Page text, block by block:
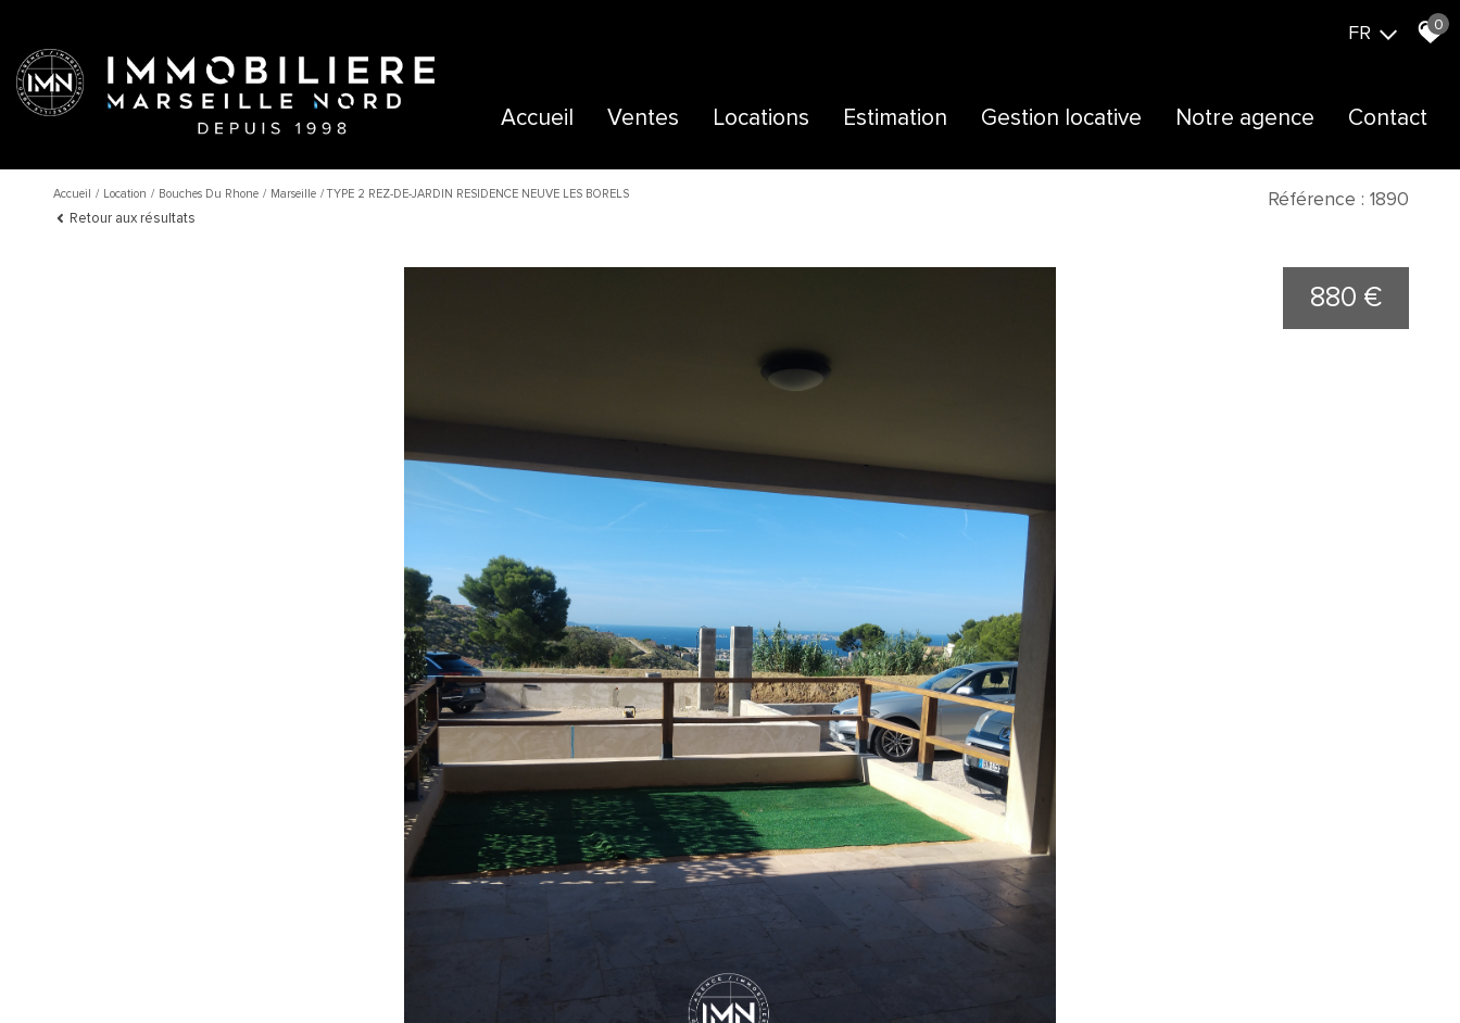
FR 0
Accueil Ventes
Maisons
Terrains
Locations
Maisons
Locaux commerciaux
Estimation Gestion locative Notre agence
Présentation
Contact
Accueil Location Bouches Du Rhone Marseille TYPE 2 REZ-DE-JARDIN RESIDENCE NEUVE LES BORELS
Retour aux résultats
Référence : 1890
880 €